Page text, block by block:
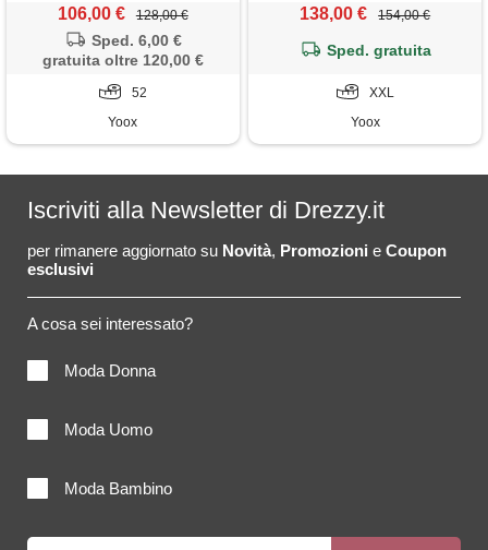
106,00 € 128,00 €
Sped. 6,00 €
gratuita oltre 120,00 €
52
Yoox
138,00 € 154,00 €
Sped. gratuita
XXL
Yoox
Iscriviti alla Newsletter di Drezzy.it
per rimanere aggiornato su Novità, Promozioni e Coupon
esclusivi
A cosa sei interessato?
Moda Donna
Moda Uomo
Moda Bambino